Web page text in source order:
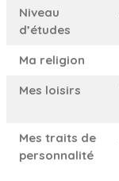
Niveau
d’études
Ma religion
Mes loisirs
Mes traits de
personnalité